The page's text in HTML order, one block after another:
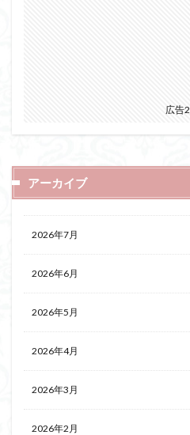
広告2
アーカイブ
2026年7月
2026年6月
2026年5月
2026年4月
2026年3月
2026年2月